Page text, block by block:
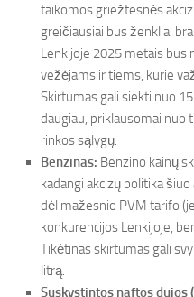
taikomos griežtesnės
greičiausiai bus ženkliai
Lenkijoje 2025 metais bus
vežėjams ir tiems, kurie
Skirtumas gali siekti nuo
daugiau, priklausomai
rinkos sąlygų.
Benzinas: Benzino kainų
kadangi akcizų politika
dėl mažesnio PVM tarifo
konkurencijos Lenkijoje,
Tikėtinas skirtumas gali
litrą.
Suskystintos naftos dujos